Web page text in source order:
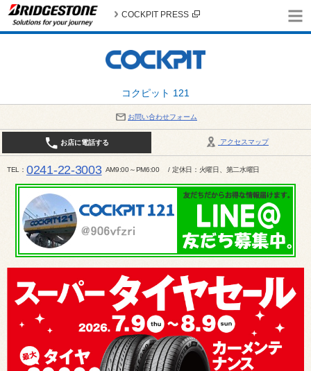
コクピット 121
COCKPIT PRESS
お問い合わせフォーム
アクセスマップ
お店に電話する
TEL 0241-22-3003 AM9:00～PM6:00 / 定休日：火曜日、第二水曜日